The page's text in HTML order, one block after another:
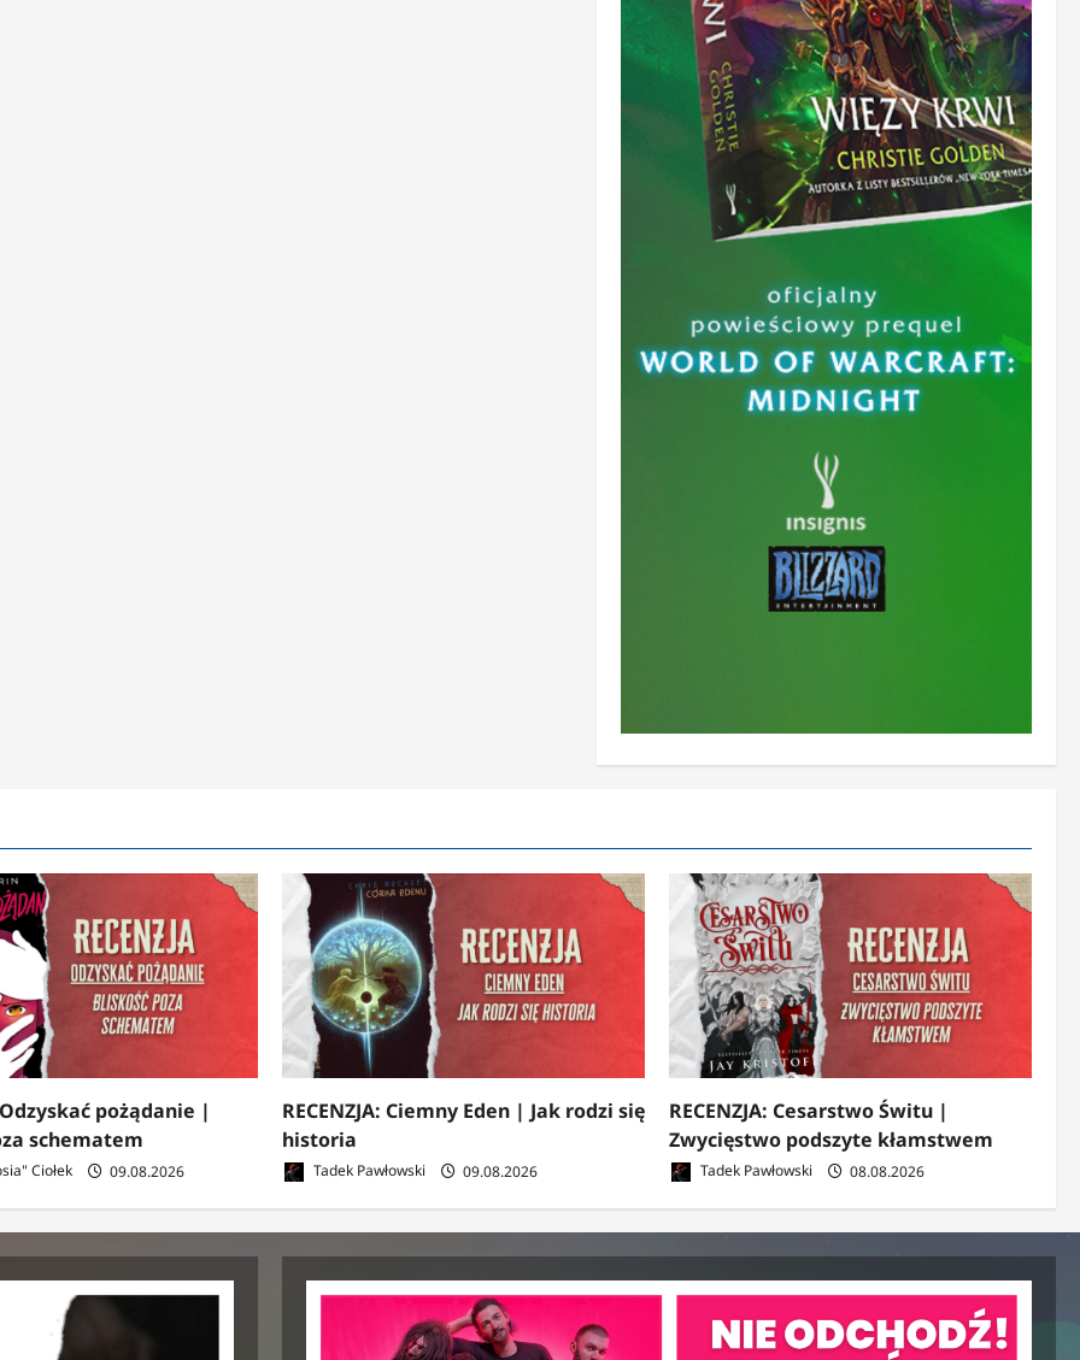
Odzyskać pożądanie |
schematem
Ciołek 09.08.2026
RECENZJA: Ciemny Eden | Jak rodzi się
historia
Tadek Pawłowski 09.08.2026
RECENZJA: Cesarstwo Świtu |
Zwycięstwo podszyte kłamstwem
Tadek Pawłowski 08.08.2026